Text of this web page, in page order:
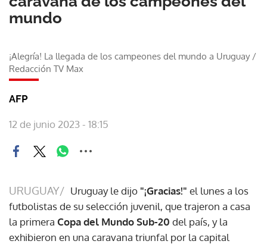
mundo
¡Alegría! La llegada de los campeones del mundo a Uruguay/
Redacción TV Max
AFP
12 de junio 2023 - 18:15
URUGUAY/ Uruguay le dijo "¡Gracias!" el lunes a los
futbolistas de su selección juvenil, que trajeron a casa
la primera Copa del Mundo Sub-20 del país, y la
exhibieron en una caravana triunfal por la capital